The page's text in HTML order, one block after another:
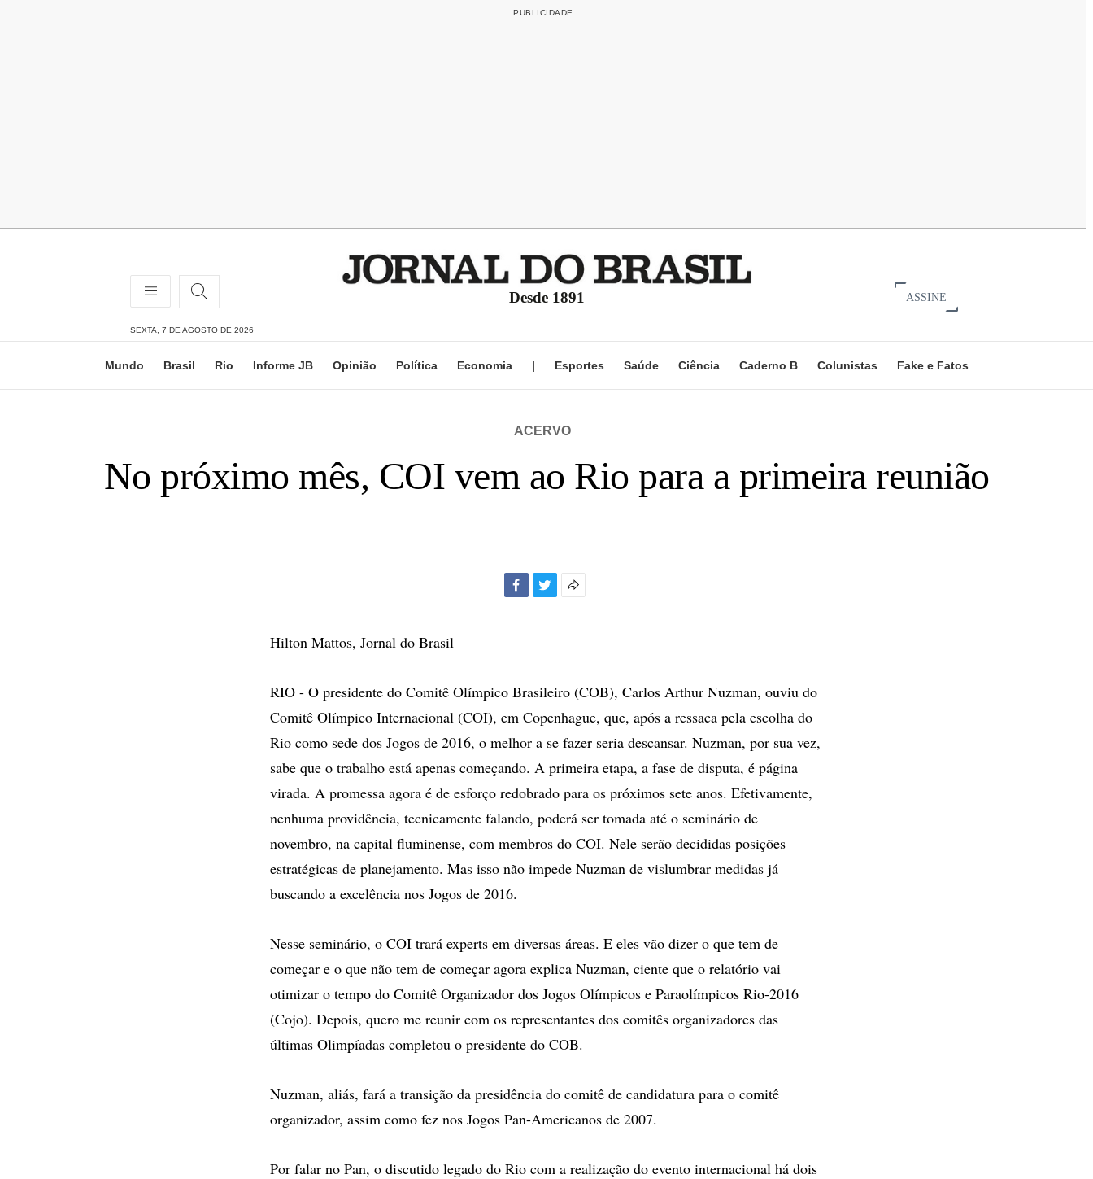
Desde 1891 ASSINE
SEXTA, 7 DE AGOSTO DE 2026
Mundo Brasil Rio Informe JB Opinião Política Economia | Esportes Saúde Ciência Caderno B Colunistas Fake e Fatos
ACERVO
No próximo mês, COI vem ao Rio para a primeira reunião
Hilton Mattos, Jornal do Brasil
RIO - O presidente do Comitê Olímpico Brasileiro (COB), Carlos Arthur Nuzman, ouviu do
Comitê Olímpico Internacional (COI), em Copenhague, que, após a ressaca pela escolha do
Rio como sede dos Jogos de 2016, o melhor a se fazer seria descansar. Nuzman, por sua vez,
sabe que o trabalho está apenas começando. A primeira etapa, a fase de disputa, é página
virada. A promessa agora é de esforço redobrado para os próximos sete anos. Efetivamente,
nenhuma providência, tecnicamente falando, poderá ser tomada até o seminário de
novembro, na capital fluminense, com membros do COI. Nele serão decididas posições
estratégicas de planejamento. Mas isso não impede Nuzman de vislumbrar medidas já
buscando a excelência nos Jogos de 2016.
Nesse seminário, o COI trará experts em diversas áreas. E eles vão dizer o que tem de
começar e o que não tem de começar agora explica Nuzman, ciente que o relatório vai
otimizar o tempo do Comitê Organizador dos Jogos Olímpicos e Paraolímpicos Rio-2016
(Cojo). Depois, quero me reunir com os representantes dos comitês organizadores das
últimas Olimpíadas completou o presidente do COB.
Nuzman, aliás, fará a transição da presidência do comitê de candidatura para o comitê
organizador, assim como fez nos Jogos Pan-Americanos de 2007.
Por falar no Pan, o discutido legado do Rio com a realização do evento internacional há dois